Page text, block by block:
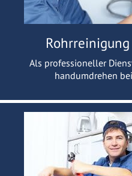
Als professioneller
handumdrehen